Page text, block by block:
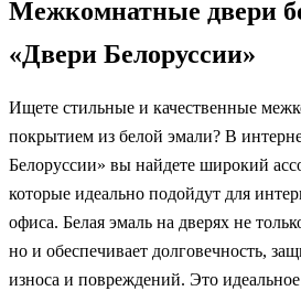
Межкомнатные двери
«Двери Белоруссии»
Ищете стильные и качественные
покрытием из белой эмали? В
Белоруссии» вы найдете широкий
которые идеально подойдут для
офиса. Белая эмаль на дверях не
но и обеспечивает долговечность,
износа и повреждений. Это